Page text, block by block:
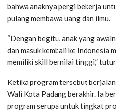
bahwa anaknya pergi bekerja
pulang membawa uang dan ilmu.
“Dengan begitu, anak yang
dan masuk kembali ke Indonesia
memiliki skill bernilai tinggi,”
Ketika program tersebut
Wali Kota Padang berakhir. Ia
program serupa untuk tingkat